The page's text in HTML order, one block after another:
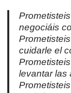
negociáis
cuidarle el
levantar las